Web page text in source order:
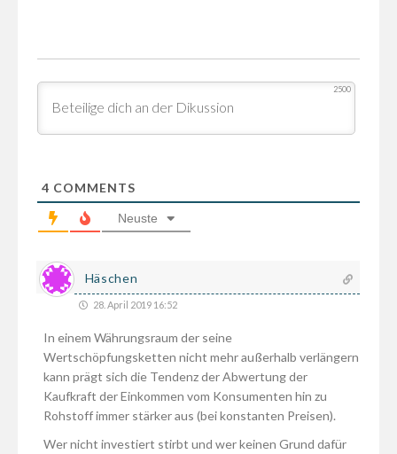
2500
4 COMMENTS
Neuste
Häschen
28. April 2019 16:52
In einem Währungsraum der seine
Wertschöpfungsketten nicht mehr außerhalb verlängern
kann prägt sich die Tendenz der Abwertung der
Kaufkraft der Einkommen vom Konsumenten hin zu
Rohstoff immer stärker aus (bei konstanten Preisen).
Wer nicht investiert stirbt und wer keinen Grund dafür